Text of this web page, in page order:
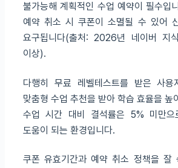
불가능해 계획적인 수업 예약이 필수입
예약 취소 시 쿠폰이 소멸될 수 있어
요구됩니다(출처: 2026년 네이버 지
이상).
다행히 무료 레벨테스트를 받은 사용
맞춤형 수업 추천을 받아 학습 효율을 높
수업 시간 대비 결석률은 5% 미만으
도움이 되는 환경입니다.
쿠폰 유효기간과 예약 취소 정책을 잘